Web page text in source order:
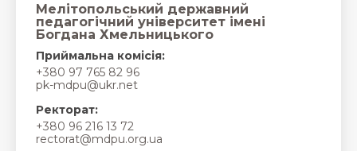
Мелітопольський державний
педагогічний університет імені
Богдана Хмельницького
Приймальна комісія:
+380 97 765 82 96
pk-mdpu@ukr.net
Ректорат:
+380 96 216 13 72
rectorat@mdpu.org.ua